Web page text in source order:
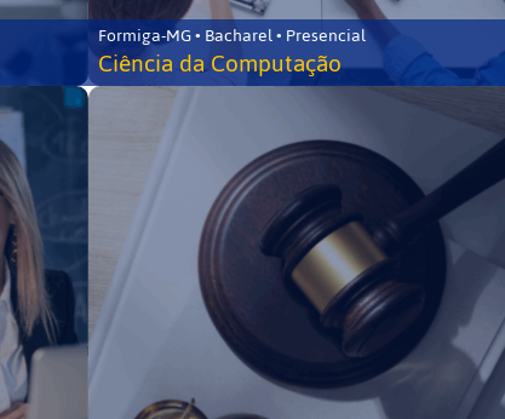
Formiga-MG • Bacharel • Presencial
Ciência da Computação